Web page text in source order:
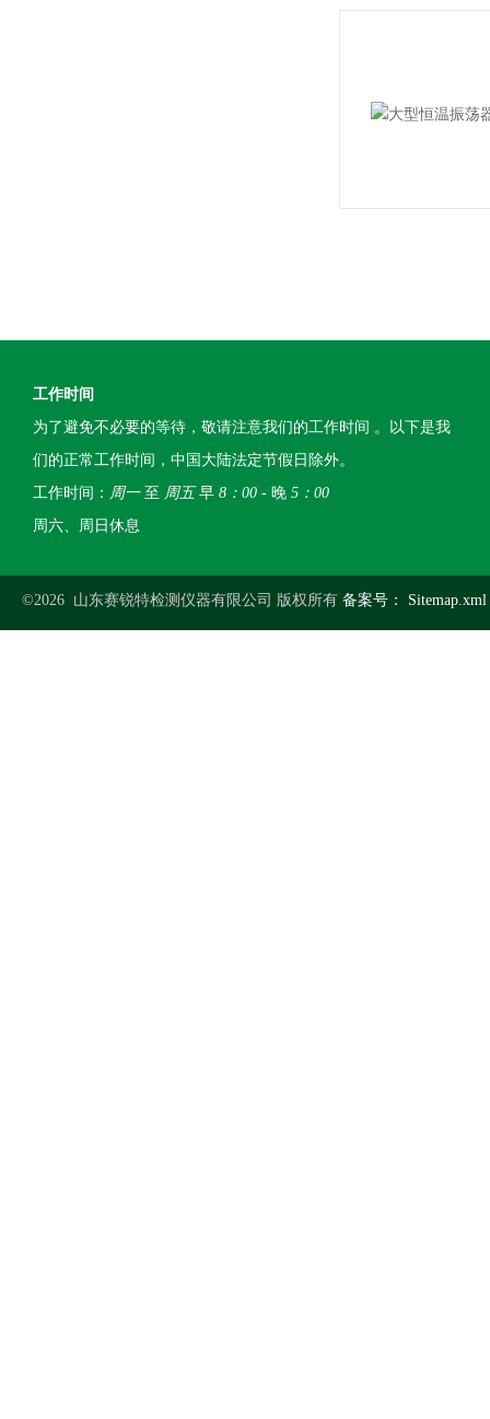
工作时间
为了避免不必要的等待，敬请注意我们的工作时间 。以下是我
们的正常工作时间，中国大陆法定节假日除外。
工作时间： 周一至 周五早 8：00 - 晚 5：00
周六、周日休息
©2026 山东赛锐特检测仪器有限公司 版权所有 备案号： Sitemap.xml